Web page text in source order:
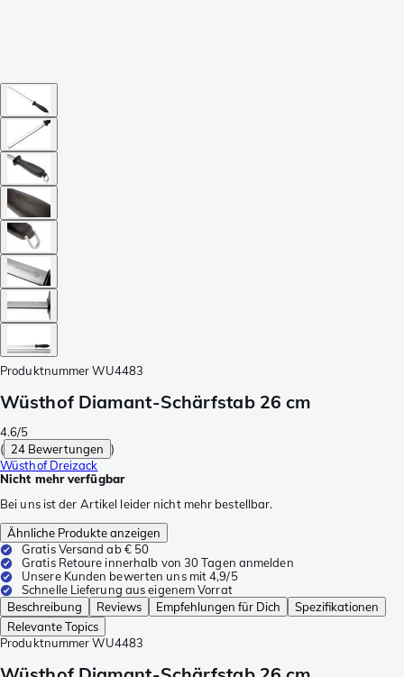
Produktnummer WU4483
Wüsthof Diamant-Schärfstab 26 cm
4.6/5
( 24 Bewertungen )
Wüsthof Dreizack
Nicht mehr verfügbar
Bei uns ist der Artikel leider nicht mehr bestellbar.
Ähnliche Produkte anzeigen
Gratis Versand ab € 50
Gratis Retoure innerhalb von 30 Tagen anmelden
Unsere Kunden bewerten uns mit 4,9/5
Schnelle Lieferung aus eigenem Vorrat
Beschreibung
Reviews Empfehlungen für Dich
Spezifikationen
Relevante Topics
Produktnummer WU4483